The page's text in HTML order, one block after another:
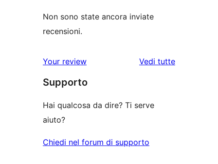
Non sono state ancora inviate
recensioni.
Your review Vedi tuttele
Supporto
Hai qualcosa da dire? Ti serve
aiuto?
Chiedi nel forum di supporto